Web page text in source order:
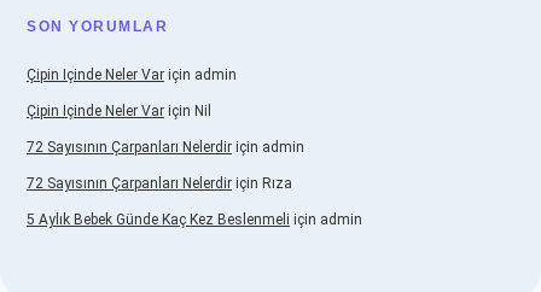
SON YORUMLAR
Çipin Içinde Neler Var için admin
Çipin Içinde Neler Var için Nil
72 Sayısının Çarpanları Nelerdir için admin
72 Sayısının Çarpanları Nelerdir için Rıza
5 Aylık Bebek Günde Kaç Kez Beslenmeli için admin